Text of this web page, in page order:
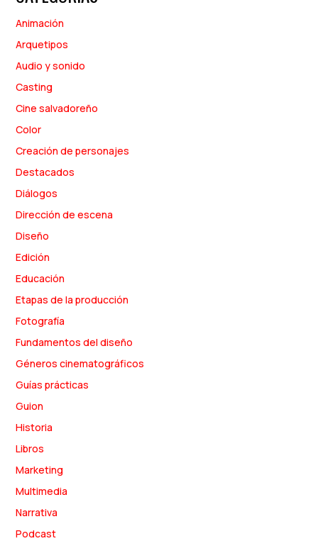
Animación
Arquetipos
Audio y sonido
Casting
Cine salvadoreño
Color
Creación de personajes
Destacados
Diálogos
Dirección de escena
Diseño
Edición
Educación
Etapas de la producción
Fotografía
Fundamentos del diseño
Géneros cinematográficos
Guías prácticas
Guion
Historia
Libros
Marketing
Multimedia
Narrativa
Podcast